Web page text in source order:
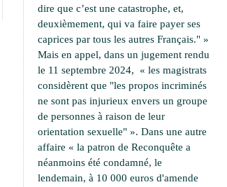
dire que c’est une catastrophe, et,
deuxièmement, qui va faire payer ses
caprices par tous les autres Français." »
Mais en appel, dans un jugement rendu
le 11 septembre 2024, « les magistrats
considèrent que "les propos incriminés
ne sont pas injurieux envers un groupe
de personnes à raison de leur
orientation sexuelle" ». Dans une autre
affaire « la patron de Reconquête a
néanmoins été condamné, le
lendemain, à 10 000 euros d'amende